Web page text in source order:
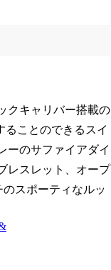
クキャリバー搭載の
ることのできるスイ
ーのサファイアダイ
レスレット、オープ
のスポーティなルッ